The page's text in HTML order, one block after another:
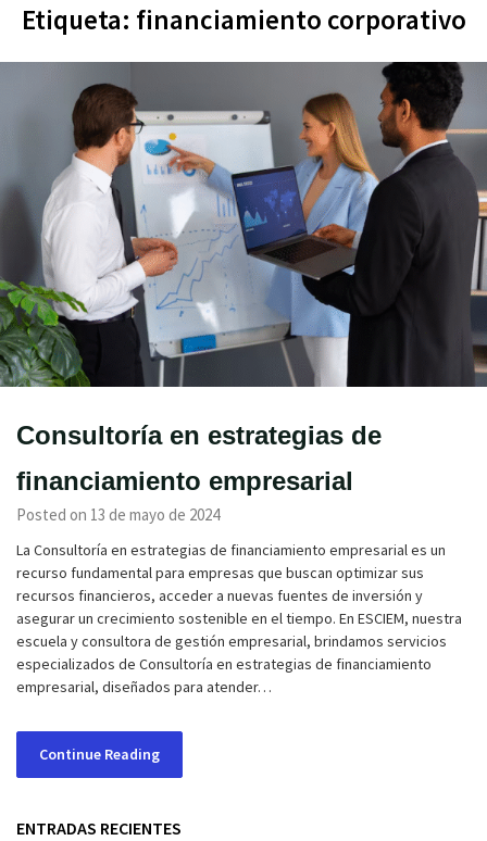
Etiqueta: financiamiento corporativo
Consultoría en estrategias de
financiamiento empresarial
Posted on 13 de mayo de 2024
La Consultoría en estrategias de financiamiento empresarial es un
recurso fundamental para empresas que buscan optimizar sus
recursos financieros, acceder a nuevas fuentes de inversión y
asegurar un crecimiento sostenible en el tiempo. En ESCIEM, nuestra
escuela y consultora de gestión empresarial, brindamos servicios
especializados de Consultoría en estrategias de financiamiento
empresarial, diseñados para atender…
Continue Reading
ENTRADAS RECIENTES